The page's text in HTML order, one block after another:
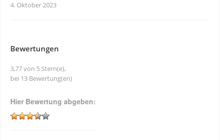
4. Oktober 2023
Bewertungen
3,77 von 5 Stern(e),
bei 13 Bewertung(en)
Hier Bewertung abgeben: